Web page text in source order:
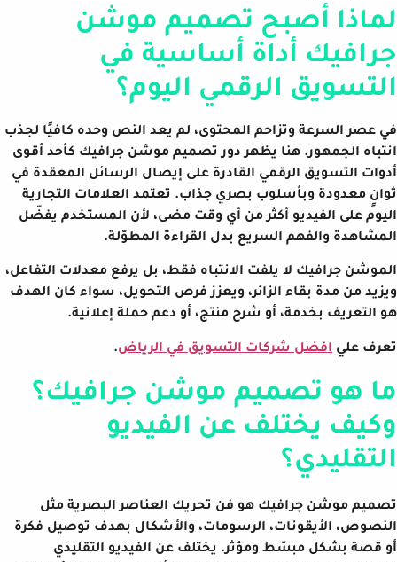
لماذا أصبح تصميم موشن
جرافيك أداة أساسية في
التسويق الرقمي اليوم؟
في عصر السرعة وتزاحم المحتوى، لم يعد النص وحده كافيًا لجذب
انتباه الجمهور. هنا يظهر دور تصميم موشن جرافيك كأحد أقوى
أدوات التسويق الرقمي القادرة على إيصال الرسائل المعقدة في
ثوانٍ معدودة وبأسلوب بصري جذاب. تعتمد العلامات التجارية
اليوم على الفيديو أكثر من أي وقت مضى، لأن المستخدم يفضّل
المشاهدة والفهم السريع بدل القراءة المطوّلة.
الموشن جرافيك لا يلفت الانتباه فقط، بل يرفع معدلات التفاعل،
ويزيد من مدة بقاء الزائر، ويعزز فرص التحويل، سواء كان الهدف
هو التعريف بخدمة، أو شرح منتج، أو دعم حملة إعلانية.
تعرف علي افضل شركات التسويق في الرياض.
ما هو تصميم موشن جرافيك؟
وكيف يختلف عن الفيديو
التقليدي؟
تصميم موشن جرافيك هو فن تحريك العناصر البصرية مثل
النصوص، الأيقونات، الرسومات، والأشكال بهدف توصيل فكرة
أو قصة بشكل مبسّط ومؤثر. يختلف عن الفيديو التقليدي